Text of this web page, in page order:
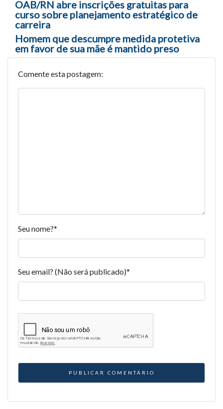
Navegação entre posts
OAB/RN abre inscrições gratuitas para
curso sobre planejamento estratégico de
carreira
Homem que descumpre medida protetiva
em favor de sua mãe é mantido preso
Comente esta postagem:
Seu nome?*
Seu email? (Não será publicado)*